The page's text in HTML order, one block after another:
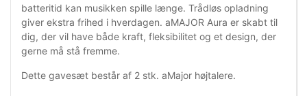
batteritid kan musikken spille længe. Trådløs opladning
giver ekstra frihed i hverdagen. aMAJOR Aura er skabt til
dig, der vil have både kraft, fleksibilitet og et design, der
gerne må stå fremme.
Dette gavesæt består af 2 stk. aMajor højtalere.